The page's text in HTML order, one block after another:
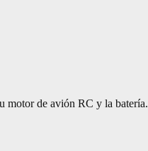
motor de avión RC y la batería.